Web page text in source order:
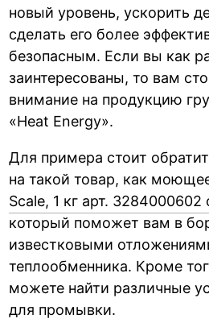
новый уровень, ускорить
сделать его более
безопасным. Если вы как
заинтересованы, то вам
внимание на продукцию
«Heat Energy».
Для примера стоит
на такой товар, как
Scale, 1 кг арт.
который поможет вам в
известковыми
теплообменника. Кроме
можете найти различные
для промывки.